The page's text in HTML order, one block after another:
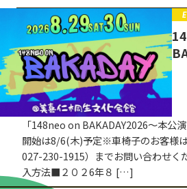
「148neo on BAKADAY2026〜本
開始は8/6(木)予定※車椅子のお客様
027-230-1915）までお問い合わせく
入方法■２０２6年８ […]